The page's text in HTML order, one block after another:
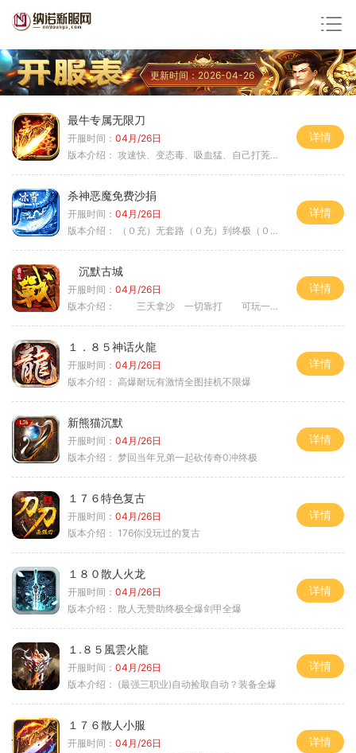
更新时间：2026-04-26
最牛专属无限刀
开服时间： 04月/26日
版本介绍： 攻速快、变态毒、吸血猛、自己打茺值玩
详情
杀神恶魔免费沙捐
开服时间： 04月/26日
版本介绍：
（０充）无套路（０充）到终极（０充）爽
详情
沉默古城
开服时间： 04月/26日
版本介绍：
三天拿沙 一切靠打 可玩一年
详情
１．８５神话火龍
开服时间： 04月/26日
版本介绍： 高爆耐玩有激情全图挂机不限爆
详情
新熊猫沉默
开服时间： 04月/26日
版本介绍： 梦回当年兄弟一起砍传奇0冲终极
详情
１７６特色复古
开服时间： 04月/26日
版本介绍： 176你没玩过的复古
详情
１８０散人火龙
开服时间： 04月/26日
版本介绍： 散人无赞助终极全爆剑甲全爆
详情
１.８５風雲火龍
开服时间： 04月/26日
版本介绍： (最强三职业)自动捡取自动？装备全爆
详情
１７６散人小服
开服时间： 04月/26日
详情